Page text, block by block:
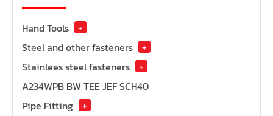
Hand Tools
+
Steel and other fasteners
+
Stainlees steel fasteners
+
A234WPB BW TEE JEF SCH40
Pipe Fitting
+